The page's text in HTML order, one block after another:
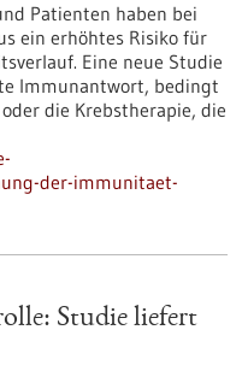
Patienten haben bei
ein erhöhtes Risiko für
Eine neue Studie
Immunantwort, bedingt
die Krebstherapie, die
der-immunitaet-
Studie liefert